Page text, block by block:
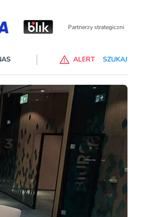
Partnerzy wspierający
Revoluta. Nowy benefit we
usługi będzie można korzsytać za
ALERT SZUKAJ